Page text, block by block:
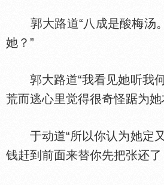
郭大路道“八成是酸梅汤。
她？”
郭大路道“我看见她听我
荒而逃心里觉得很奇怪踞为她
于动道“所以你认为她定
钱赶到前面来替你先把张还了